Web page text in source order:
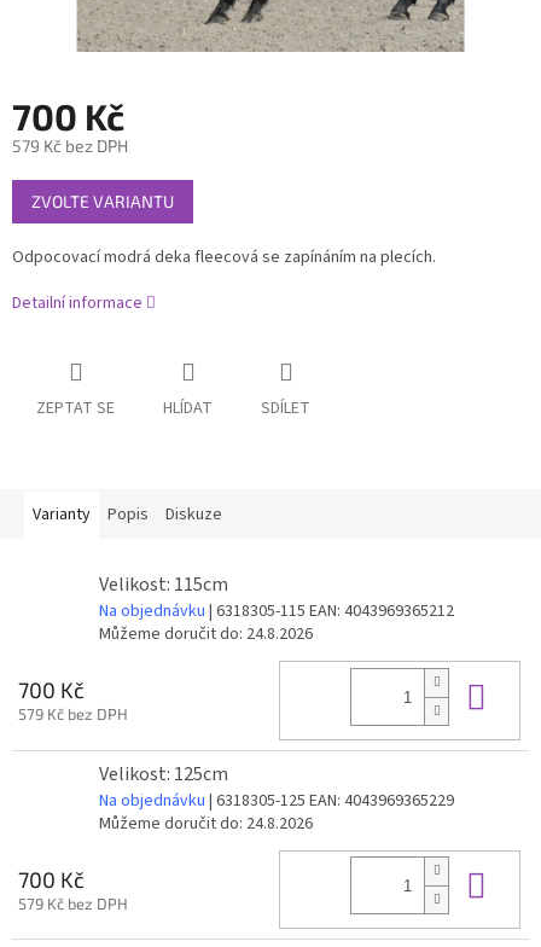
700 Kč
579 Kč bez DPH
Měrná
cena:
ZVOLTE VARIANTU
Odpocovací modrá deka fleecová se zapínáním na plecích.
Detailní informace
ZEPTAT SE HLÍDAT SDÍLET
Varianty Popis Diskuze
Velikost: 115cm
Na objednávku | 6318305-115 EAN: 4043969365212
Můžeme doručit do: 24.8.2026
700 Kč
579 Kč bez DPH
Velikost: 125cm
Na objednávku | 6318305-125 EAN: 4043969365229
Můžeme doručit do: 24.8.2026
700 Kč
579 Kč bez DPH